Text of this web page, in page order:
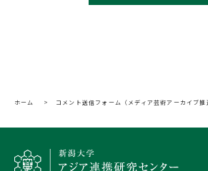
ホーム > コメント送信フォーム（メディア芸術アーカイブ推